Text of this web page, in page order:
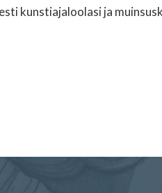
kunstiajaloolasi ja